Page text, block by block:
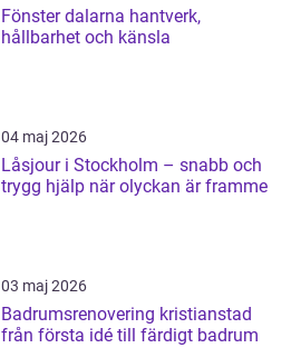
Fönster dalarna hantverk,
hållbarhet och känsla
04 maj 2026
Låsjour i Stockholm – snabb och
trygg hjälp när olyckan är framme
03 maj 2026
Badrumsrenovering kristianstad
från första idé till färdigt badrum